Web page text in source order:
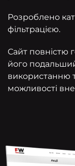
Розроблено
фільтрацією.
Сайт повністю
його
використанню
можливості